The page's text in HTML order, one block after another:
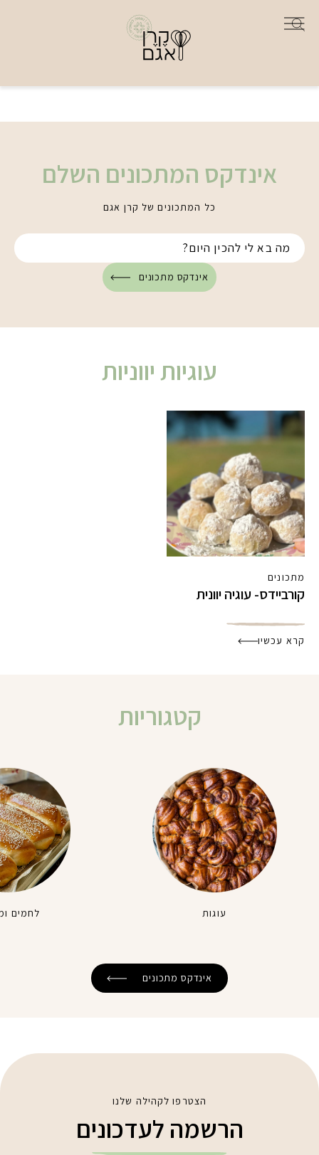
אינדקס המתכונים השלם
כל המתכונים של קרן אגם
אינדקס מתכונים
עוגיות יווניות
מתכונים
קורביידס- עוגיה יוונית
קרא עכשיו
קטגוריות
עוגות לחמים
אינדקס מתכונים
הצטרפו לקהילה שלנו
הרשמה לעדכונים